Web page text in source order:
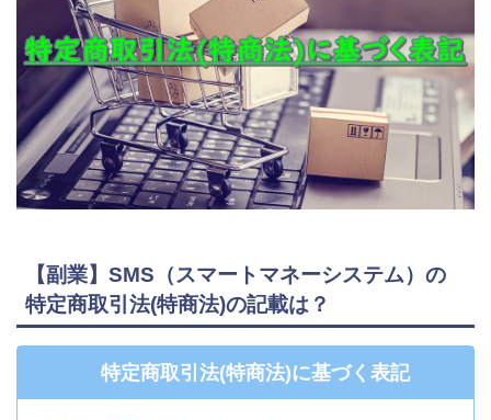
【副業】SMS（スマートマネーシステム）の
特定商取引法(特商法)の記載は？
特定商取引法(特商法)に基づく表記